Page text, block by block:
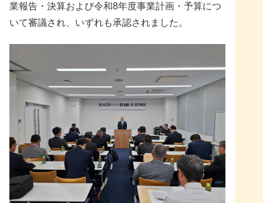
業報告・決算および令和8年度事業計画・予算につ
いて審議され、いずれも承認されました。